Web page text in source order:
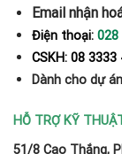
Email nhận
Điện thoại: 028
CSKH: 08 3333
Dành cho dự
HỖ TRỢ KỸ
51/8 Cao Thắng,